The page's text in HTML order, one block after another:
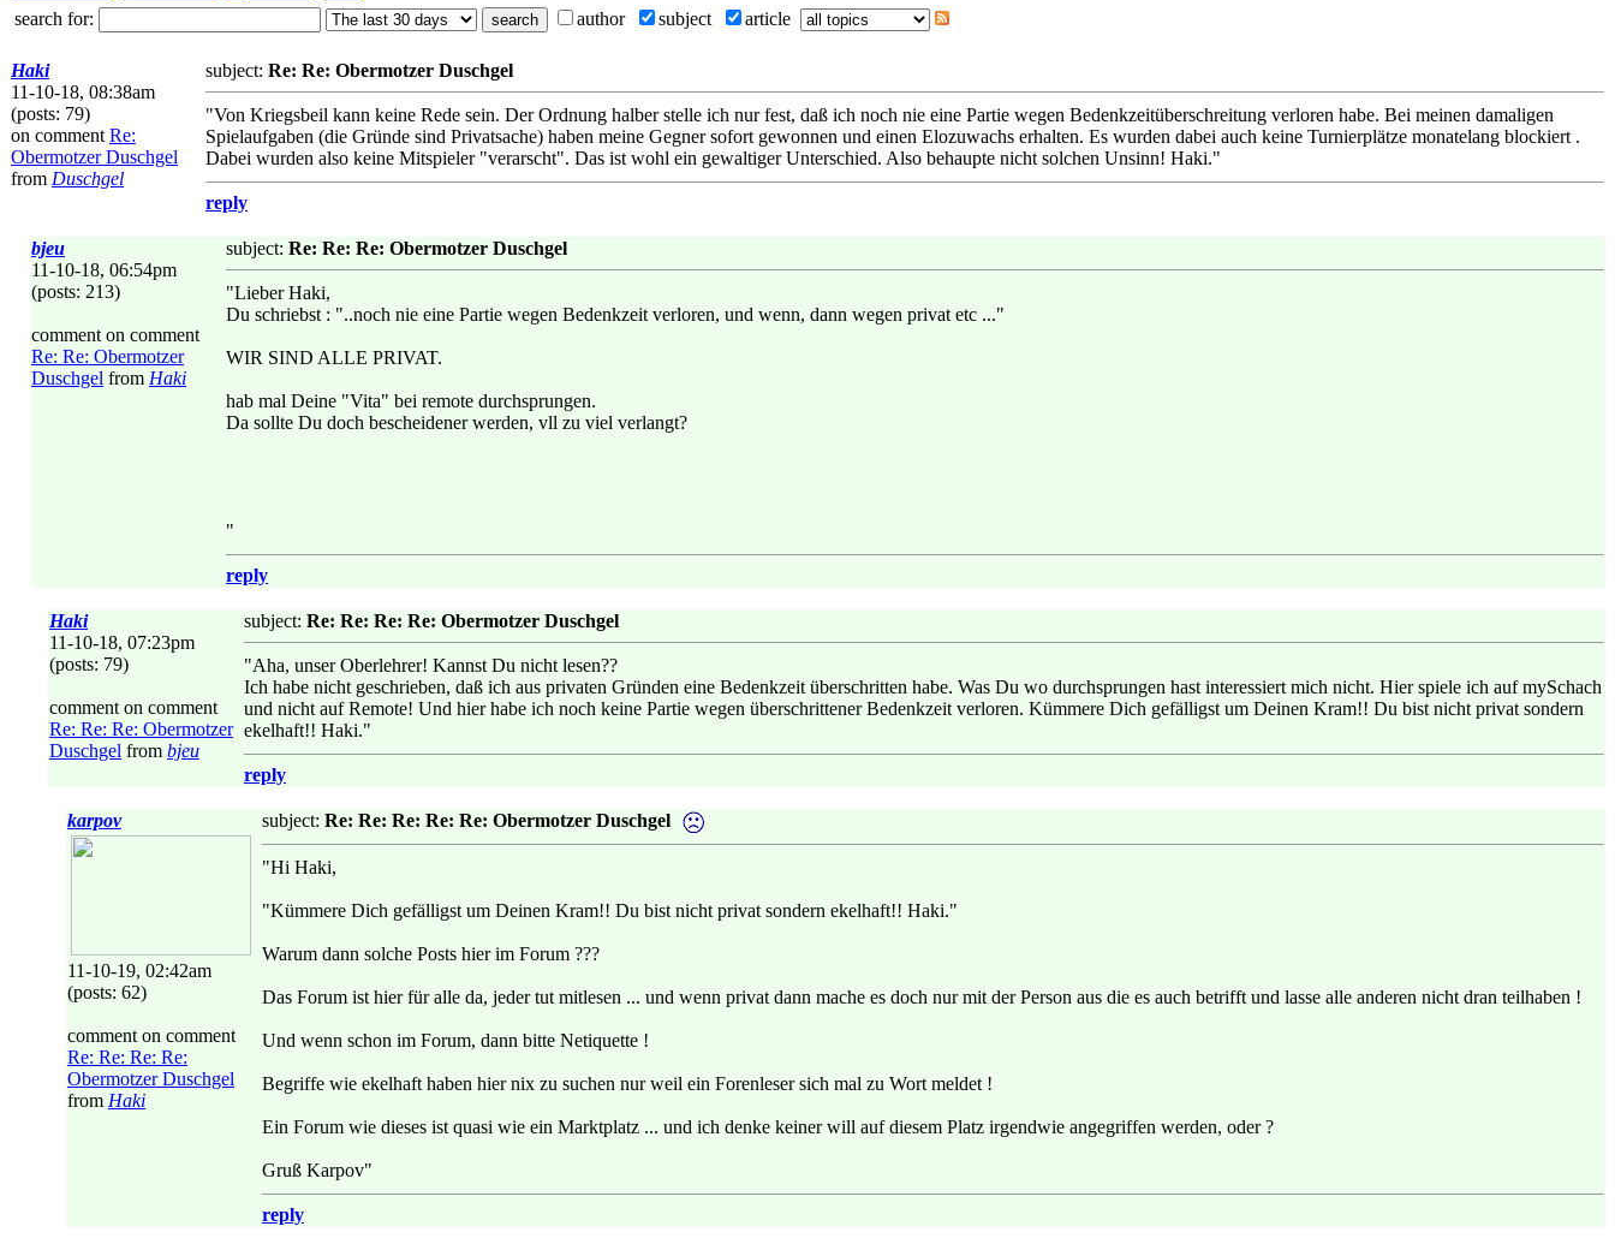
search for:
author subject article
Haki
11-10-18, 08:38am
(posts: 79)
on comment Re:
Obermotzer Duschgel
from Duschgel
subject: Re: Re: Obermotzer Duschgel
"Von Kriegsbeil kann keine Rede sein. Der Ordnung halber stelle ich nur fest, daß ich noch nie eine Partie wegen Bedenkzeitüberschreitung verloren habe. Bei meinen damaligen
Spielaufgaben (die Gründe sind Privatsache) haben meine Gegner sofort gewonnen und einen Elozuwachs erhalten. Es wurden dabei auch keine Turnierplätze monatelang blockiert .
Dabei wurden also keine Mitspieler "verarscht". Das ist wohl ein gewaltiger Unterschied. Also behaupte nicht solchen Unsinn! Haki."
reply
bjeu
11-10-18, 06:54pm
(posts: 213)
comment on comment
Re: Re: Obermotzer
Duschgel from Haki
subject: Re: Re: Re: Obermotzer Duschgel
"Lieber Haki,
Du schriebst : "..noch nie eine Partie wegen Bedenkzeit verloren, und wenn, dann wegen privat etc ..."
WIR SIND ALLE PRIVAT.
hab mal Deine "Vita" bei remote durchsprungen.
Da sollte Du doch bescheidener werden, vll zu viel verlangt?
"
reply
Haki
11-10-18, 07:23pm
(posts: 79)
comment on comment
Re: Re: Re: Obermotzer
Duschgel from bjeu
subject: Re: Re: Re: Re: Obermotzer Duschgel
"Aha, unser Oberlehrer! Kannst Du nicht lesen??
Ich habe nicht geschrieben, daß ich aus privaten Gründen eine Bedenkzeit überschritten habe. Was Du wo durchsprungen hast interessiert mich nicht. Hier spiele ich auf mySchach
und nicht auf Remote! Und hier habe ich noch keine Partie wegen überschrittener Bedenkzeit verloren. Kümmere Dich gefälligst um Deinen Kram!! Du bist nicht privat sondern
ekelhaft!! Haki."
reply
karpov
11-10-19, 02:42am
(posts: 62)
comment on comment
Re: Re: Re: Re:
Obermotzer Duschgel
from Haki
subject: Re: Re: Re: Re: Re: Obermotzer Duschgel
"Hi Haki,
"Kümmere Dich gefälligst um Deinen Kram!! Du bist nicht privat sondern ekelhaft!! Haki."
Warum dann solche Posts hier im Forum ???
Das Forum ist hier für alle da, jeder tut mitlesen ... und wenn privat dann mache es doch nur mit der Person aus die es auch betrifft und lasse alle anderen nicht dran teilhaben !
Und wenn schon im Forum, dann bitte Netiquette !
Begriffe wie ekelhaft haben hier nix zu suchen nur weil ein Forenleser sich mal zu Wort meldet !
Ein Forum wie dieses ist quasi wie ein Marktplatz ... und ich denke keiner will auf diesem Platz irgendwie angegriffen werden, oder ?
Gruß Karpov"
reply